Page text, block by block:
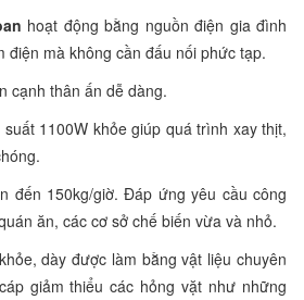
hoạt động bằng nguồn điện gia đình
điện mà không cần đấu nối phức tạp.
cạnh thân ấn dễ dàng.
suất 1100W khỏe giúp quá trình xay thịt,
đến 150kg/giờ. Đáp ứng yêu cầu công
ăn, các cơ sở chế biến vừa và nhỏ.
dày được làm bằng vật liệu chuyên
giảm thiểu các hỏng vặt như những